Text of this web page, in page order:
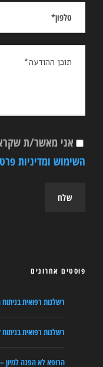
אני מאשר/ת
השימוש ומדיניות
פוסטים אחרונים
רשלנות רפואית
רשלנות רפואית בניתוח
הרופא לא הפנה למיון